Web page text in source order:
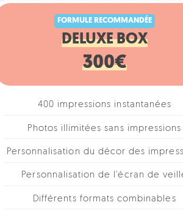
FORMULE RECOMMANDÉE
DELUXE BOX
300€
400 impressions instantanées
Photos illimitées sans impressions
du décor des impressions
de l'écran de veille
Différents formats combinables
1, 2, 3 ou 4 photos par format